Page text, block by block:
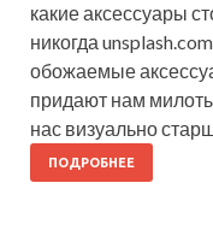
какие аксессуары
никогда
обожаемые
придают нам
нас визуально
ПОДРОБНЕЕ